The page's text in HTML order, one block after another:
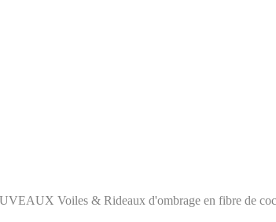
Voiles & Rideaux d'ombrage en fibre de